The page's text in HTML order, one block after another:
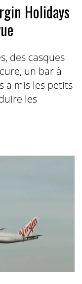
Holidays
des casques
un bar à
a mis les petits
les